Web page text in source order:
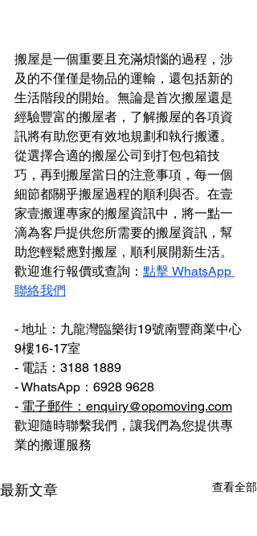
搬屋是一個重要且充滿煩惱的過程，涉
及的不僅僅是物品的運輸，還包括新的
生活階段的開始。無論是首次搬屋還是
經驗豐富的搬屋者，了解搬屋的各項資
訊將有助您更有效地規劃和執行搬遷。
從選擇合適的搬屋公司到打包包箱技
巧，再到搬屋當日的注意事項，每一個
細節都關乎搬屋過程的順利與否。在壹
家壹搬運專家的搬屋資訊中，將一點一
滴為客戶提供您所需要的搬屋資訊，幫
助您輕鬆應對搬屋，順利展開新生活。
歡迎進行報價或查詢： 點擊 WhatsApp
聯絡我們
- 地址：九龍灣臨樂街19號南豐商業中心
9樓16-17室
- 電話：3188 1889
- WhatsApp：6928 9628
- 電子郵件：enquiry@opomoving.com
歡迎隨時聯繫我們，讓我們為您提供專
業的搬運服務
最新文章 查看全部